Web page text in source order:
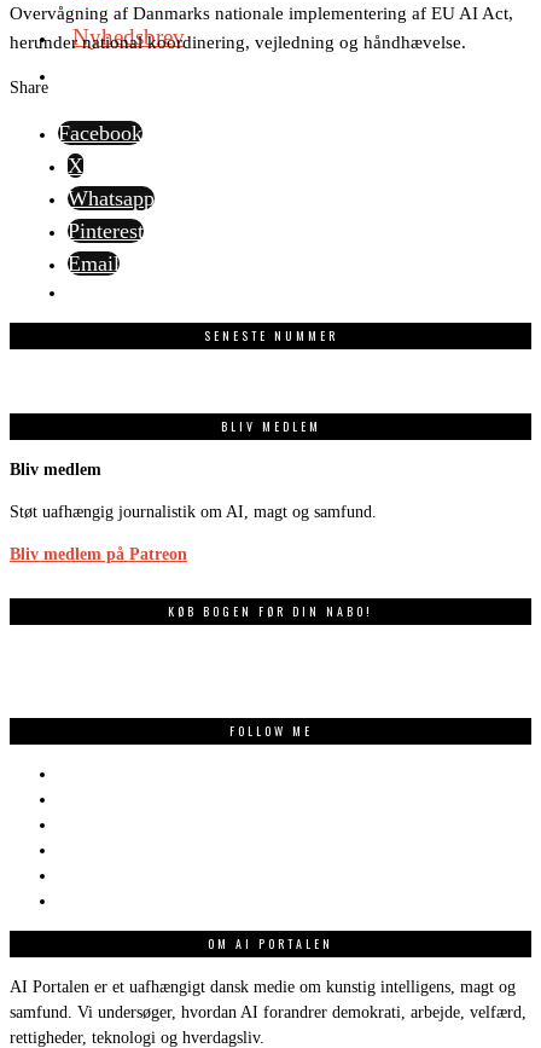
Nyhedsbrev
Overvågning af Danmarks nationale implementering af EU AI Act,
herunder national koordinering, vejledning og håndhævelse.
Share
Facebook
X
Whatsapp
Pinterest
Email
SENESTE NUMMER
BLIV MEDLEM
Bliv medlem
Støt uafhængig journalistik om AI, magt og samfund.
Bliv medlem på Patreon
KØB BOGEN FØR DIN NABO!
FOLLOW ME
OM AI PORTALEN
AI Portalen er et uafhængigt dansk medie om kunstig intelligens, magt og
samfund. Vi undersøger, hvordan AI forandrer demokrati, arbejde, velfærd,
rettigheder, teknologi og hverdagsliv.